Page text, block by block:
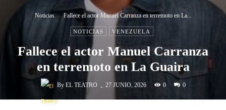
Noticias Fallece el actor Manuel Carranza en terremoto en La...
NOTICIAS VENEZUELA
Fallece el actor Manuel Carranza
en terremoto en La Guaira
By EL TEATRO - 27 JUNIO, 2026 0 0